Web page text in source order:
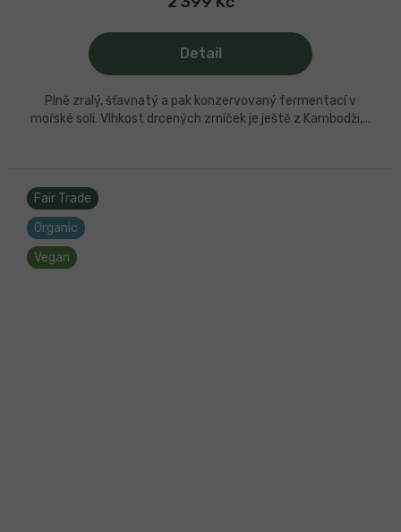
Detail
Plně zralý, šťavnatý a pak konzervovaný fermentací v
mořské soli. Vlhkost drcených zrníček je ještě z Kambodži,...
Fair Trade
Organic
Vegan